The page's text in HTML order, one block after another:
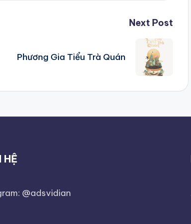
Next Post
Phương Gia Tiểu Trà Quán
HỆ
@adsvidian